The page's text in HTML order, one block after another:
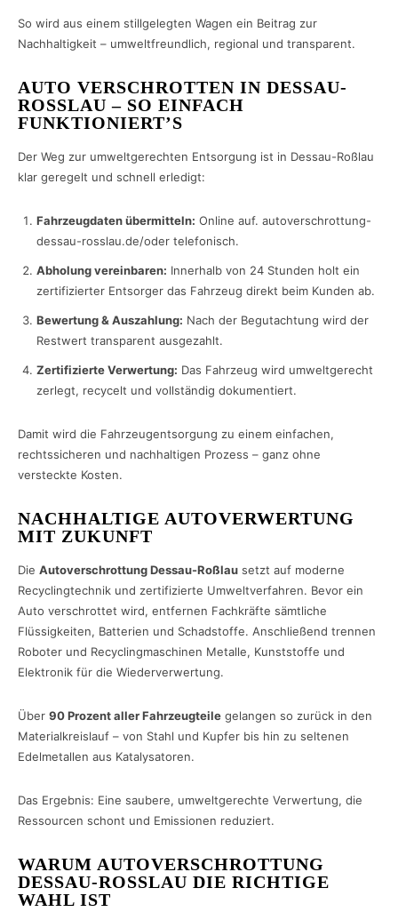
So wird aus einem stillgelegten Wagen ein Beitrag zur
Nachhaltigkeit – umweltfreundlich, regional und transparent.
AUTO VERSCHROTTEN IN DESSAU-
ROSSLAU – SO EINFACH F
UNKTIONIERT’S
Der Weg zur umweltgerechten Entsorgung ist in Dessau-Roßlau
klar geregelt und schnell erledigt:
Fahrzeugdaten übermitteln: Online auf. autoverschrottung-
dessau-rosslau.de/oder telefonisch.
Abholung vereinbaren: Innerhalb von 24 Stunden holt ein
zertifizierter Entsorger das Fahrzeug direkt beim Kunden ab.
Bewertung & Auszahlung: Nach der Begutachtung wird der
Restwert transparent ausgezahlt.
Zertifizierte Verwertung: Das Fahrzeug wird umweltgerecht
zerlegt, recycelt und vollständig dokumentiert.
Damit wird die Fahrzeugentsorgung zu einem einfachen,
rechtssicheren und nachhaltigen Prozess – ganz ohne
versteckte Kosten.
NACHHALTIGE AUTOVERWERTUNG
MIT ZUKUNFT
Die Autoverschrottung Dessau-Roßlau setzt auf moderne
Recyclingtechnik und zertifizierte Umweltverfahren. Bevor ein
Auto verschrottet wird, entfernen Fachkräfte sämtliche
Flüssigkeiten, Batterien und Schadstoffe. Anschließend trennen
Roboter und Recyclingmaschinen Metalle, Kunststoffe und
Elektronik für die Wiederverwertung.
Über 90 Prozent aller Fahrzeugteile gelangen so zurück in den
Materialkreislauf – von Stahl und Kupfer bis hin zu seltenen
Edelmetallen aus Katalysatoren.
Das Ergebnis: Eine saubere, umweltgerechte Verwertung, die
Ressourcen schont und Emissionen reduziert.
WARUM AUTOVERSCHROTTUNG
DESSAU-ROSSLAU DIE RICHTIGE W
AHL IST